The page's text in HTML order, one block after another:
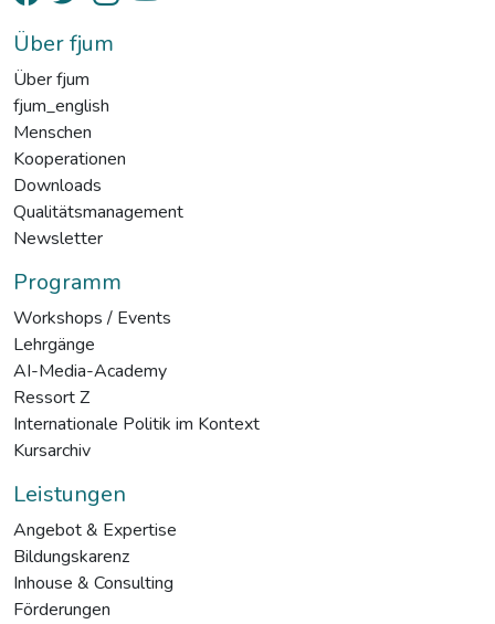
Über fjum
Über fjum
fjum_english
Menschen
Kooperationen
Downloads
Qualitätsmanagement
Newsletter
Programm
Workshops / Events
Lehrgänge
AI-Media-Academy
Ressort Z
Internationale Politik im Kontext
Kursarchiv
Leistungen
Angebot & Expertise
Bildungskarenz
Inhouse & Consulting
Förderungen